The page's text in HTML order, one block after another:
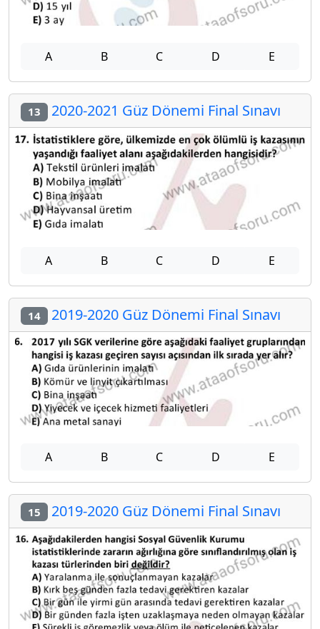
A B C D E
13 2020-2021 Güz Dönemi Final Sınavı
A B C D E
14 2019-2020 Güz Dönemi Final Sınavı
A B C D E
15 2019-2020 Güz Dönemi Final Sınavı